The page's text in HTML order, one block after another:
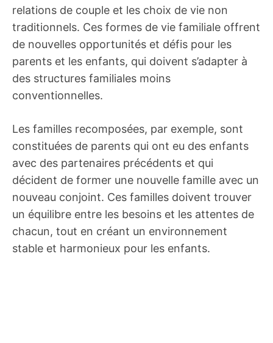
relations de couple et les choix de vie non
traditionnels. Ces formes de vie familiale offrent
de nouvelles opportunités et défis pour les
parents et les enfants, qui doivent s’adapter à
des structures familiales moins
conventionnelles.
Les familles recomposées, par exemple, sont
constituées de parents qui ont eu des enfants
avec des partenaires précédents et qui
décident de former une nouvelle famille avec un
nouveau conjoint. Ces familles doivent trouver
un équilibre entre les besoins et les attentes de
chacun, tout en créant un environnement
stable et harmonieux pour les enfants.